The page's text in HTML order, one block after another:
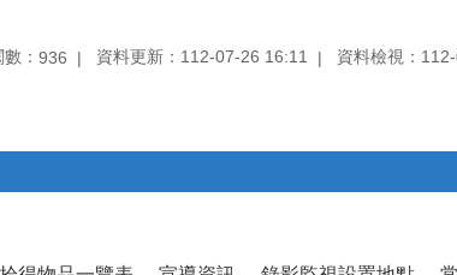
： 936 資料更新：112-07-26 16:11 資料檢視：